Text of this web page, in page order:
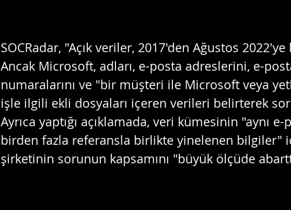
SOCRadar, "Açık veriler, 2017'den Ağustos
Ancak Microsoft, adları, e-posta adreslerini, e-
numaralarını ve "bir müşteri ile Microsoft veya
işle ilgili ekli dosyaları içeren verileri belirterek
Ayrıca yaptığı açıklamada, veri kümesinin "aynı
birden fazla referansla birlikte yinelenen bilgiler"
şirketinin sorunun kapsamını "büyük ölçüde